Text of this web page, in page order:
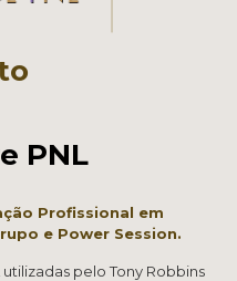
PNL
Profissional em
o e Power Session.
pelo Tony Robbins